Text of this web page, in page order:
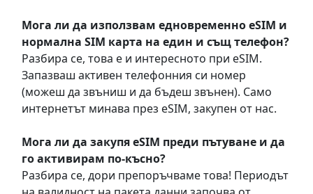
Мога ли да използвам едновременно eSIM и
нормална SIM карта на един и същ телефон?
Разбира се, това е и интересното при eSIM.
Запазваш активен телефонния си номер
(можеш да звъниш и да бъдеш звънен). Само
интернетът минава през eSIM, закупен от нас.
Мога ли да закупя eSIM преди пътуване и да
го активирам по-късно?
Разбира се, дори препоръчваме това! Периодът